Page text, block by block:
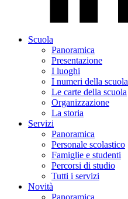
Scuola
Panoramica
Presentazione
I luoghi
I numeri della scuola
Le carte della scuola
Organizzazione
La storia
Servizi
Panoramica
Personale scolastico
Famiglie e studenti
Percorsi di studio
Tutti i servizi
Novità
Panoramica